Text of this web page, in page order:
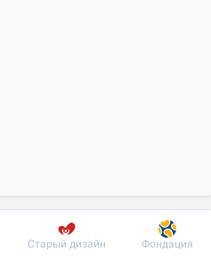
Пациенту
Старый дизайн Фондация